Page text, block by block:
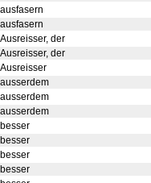
ausfasern
ausfasern
Ausreisser, der
Ausreisser, der
Ausreisser
ausserdem
ausserdem
ausserdem
besser
besser
besser
besser